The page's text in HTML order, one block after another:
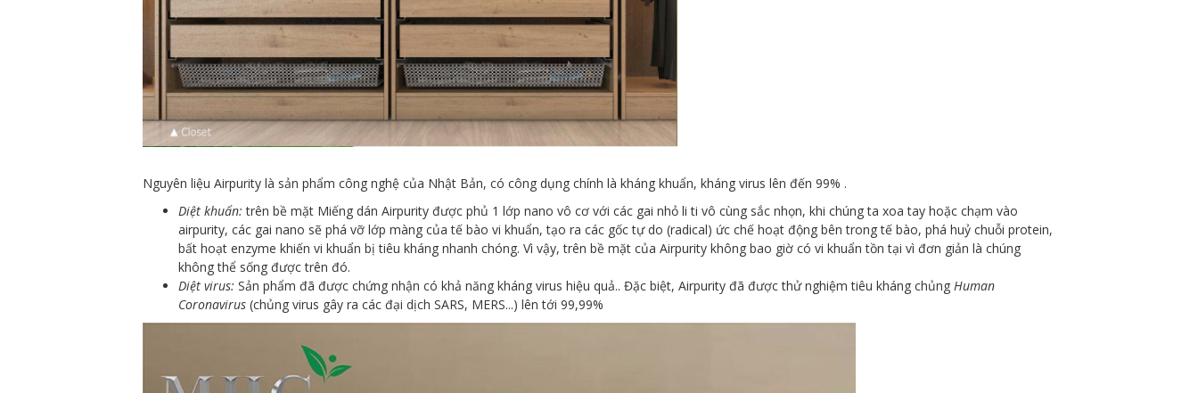
Nguyên liệu Airpurity là sản phẩm công nghệ của Nhật Bản, có công dụng chính là kháng khuẩn, kháng virus lên đến 99% .
Diệt khuẩn: trên bề mặt Miếng dán Airpurity được phủ 1 lớp nano vô cơ với các gai nhỏ li ti vô cùng sắc nhọn, khi chúng ta xoa tay hoặc chạm vào
airpurity, các gai nano sẽ phá vỡ lớp màng của tế bào vi khuẩn, tạo ra các gốc tự do (radical) ức chế hoạt động bên trong tế bào, phá huỷ chuỗi protein,
bất hoạt enzyme khiến vi khuẩn bị tiêu kháng nhanh chóng. Vì vậy, trên bề mặt của Airpurity không bao giờ có vi khuẩn tồn tại vì đơn giản là chúng
không thể sống được trên đó.
Diệt virus: Sản phẩm đã được chứng nhận có khả năng kháng virus hiệu quả.. Đặc biệt, Airpurity đã được thử nghiệm tiêu kháng chủng Human
Coronavirus (chủng virus gây ra các đại dịch SARS, MERS...) lên tới 99,99%